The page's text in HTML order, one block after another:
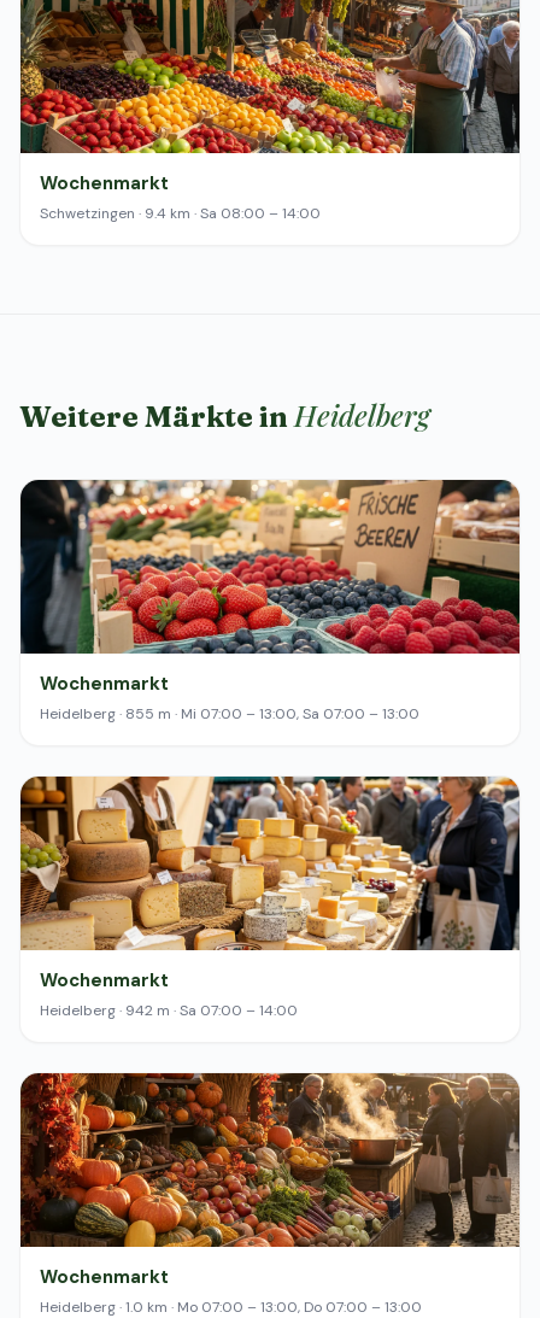
Wochenmarkt
Schwetzingen · 9.4 km · Sa 08:00 – 14:00
Weitere Märkte inHeidelberg
Wochenmarkt
Heidelberg · 855 m · Mi 07:00 – 13:00, Sa 07:00 – 13:00
Wochenmarkt
Heidelberg · 942 m · Sa 07:00 – 14:00
Wochenmarkt
Heidelberg · 1.0 km · Mo 07:00 – 13:00, Do 07:00 – 13:00